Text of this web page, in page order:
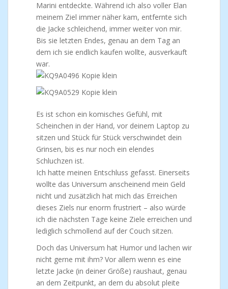
Marini entdeckte. Während ich also voller Elan
meinem Ziel immer näher kam, entfernte sich
die Jacke schleichend, immer weiter von mir.
Bis sie letzten Endes, genau an dem Tag an
dem ich sie endlich kaufen wollte, ausverkauft
war.
Es ist schon ein komisches Gefühl, mit
Scheinchen in der Hand, vor deinem Laptop zu
sitzen und Stück für Stück verschwindet dein
Grinsen, bis es nur noch ein elendes
Schluchzen ist.
Ich hatte meinen Entschluss gefasst. Einerseits
wollte das Universum anscheinend mein Geld
nicht und zusätzlich hat mich das Erreichen
dieses Ziels nur enorm frustriert – also würde
ich die nächsten Tage keine Ziele erreichen und
lediglich schmollend auf der Couch sitzen.
Doch das Universum hat Humor und lachen wir
nicht gerne mit ihm? Vor allem wenn es eine
letzte Jacke (in deiner Größe) raushaut, genau
an dem Zeitpunkt, an dem du absolut pleite